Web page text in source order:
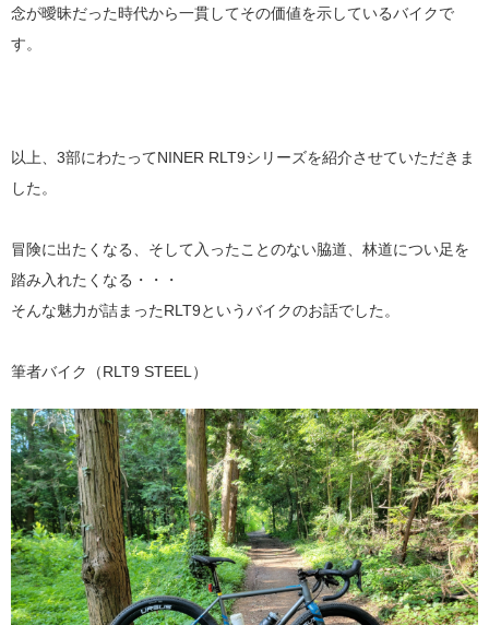
念が曖昧だった時代から一貫してその価値を示しているバイクで
す。
以上、3部にわたってNINER RLT9シリーズを紹介させていただきま
した。
冒険に出たくなる、そして入ったことのない脇道、林道につい足を
踏み入れたくなる・・・
そんな魅力が詰まったRLT9というバイクのお話でした。
筆者バイク（RLT9 STEEL）